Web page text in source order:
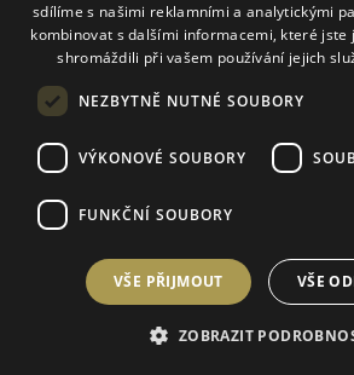
Miroslav 0
Němčičky
Novosedly
Novosedly na Moravě 0
Olbrahomice 0
sdílíme s našimi reklamními a analytickými
kombinovat s dalšími informacemi, které jste
shromáždili při vašem používání jejich
NEZBYTNĚ NUTNÉ SOUBORY
VÝKONOVÉ SOUBORY
FUNKČNÍ SOUBORY
VŠE PŘIJMOUT VŠE
ZOBRAZIT